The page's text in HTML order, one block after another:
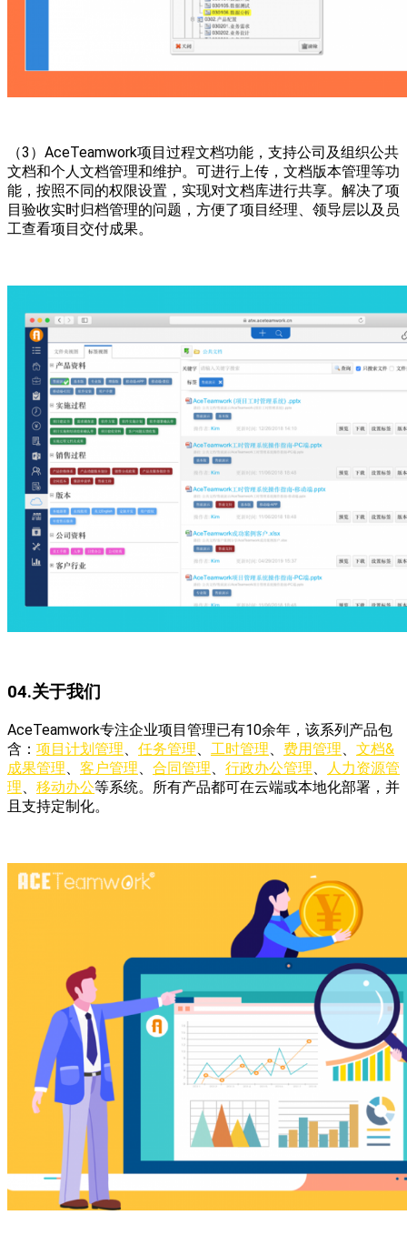
（3）AceTeamwork项目过程文档功能，支持公司及组织公共
文档和个人文档管理和维护。可进行上传，文档版本管理等功
能，按照不同的权限设置，实现对文档库进行共享。解决了项
目验收实时归档管理的问题，方便了项目经理、领导层以及员
工查看项目交付成果。
04.关于我们
AceTeamwork专注企业项目管理已有10余年，该系列产品包
含： 项目计划管理、 任务管理、 工时管理、 费用管理、 文档&
成果管理、 客户管理、 合同管理、 行政办公管理、
人力资源管
理、 移动办公等系统。所有产品都可在云端或本地化部署，并
且支持定制化。